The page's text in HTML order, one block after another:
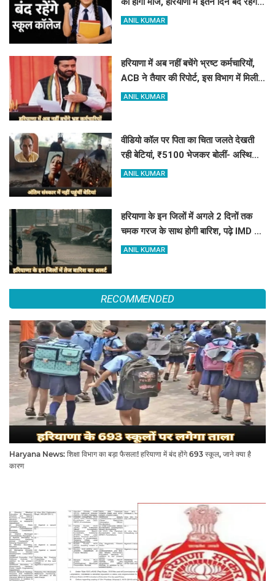
स्कूल कॉलेज
ANIL KUMAR
हरियाणा में अब नहीं बचेंगे भ्रष्ट कर्मचारियों,
ACB ने तैयार की रिपोर्ट, इस विभाग में मिली
सबसे अधिक शिकायत
ANIL KUMAR
वीडियो कॉल पर पिता का चिता जलते देखती
रही बेटियां, ₹5100 भेजकर बोलीं- अस्थियां
भी बहा देना
ANIL KUMAR
हरियाणा के इन जिलों में अगले 2 दिनों तक
चमक गरज के साथ होगी बारिश, पढ़े IMD का
Alert
ANIL KUMAR
RECOMMENDED
Haryana News: शिक्षा विभाग का बड़ा फैसला! हरियाणा में बंद होंगे 693 स्कूल, जाने क्या है
कारण